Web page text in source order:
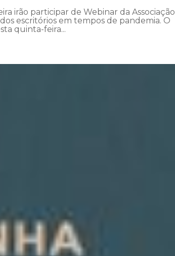
irão participar de Webinar da Associação
escritórios em tempos de pandemia. O
quinta-feira...